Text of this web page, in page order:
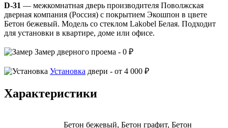
D-31 — межкомнатная дверь производителя Поволжская
дверная компания (Россия) с покрытием Экошпон в цвете
Бетон бежевый. Модель со стеклом Lakobel Белая. Подходит
для установки в квартире, доме или офисе.
Замер дверного проема - 0 ₽
Установка двери - от 4 000 ₽
Характеристики
Бетон бежевый, Бетон графит, Бетон